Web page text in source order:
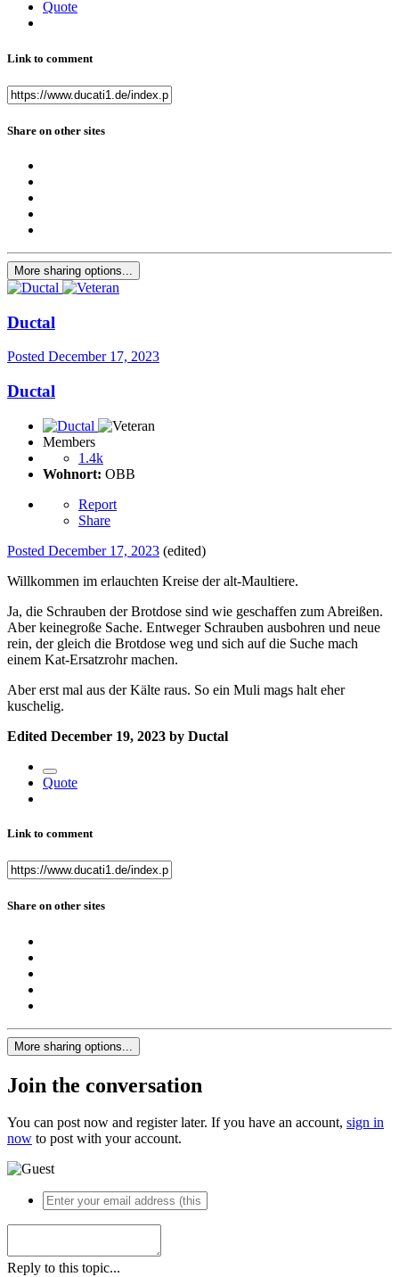
Quote
Link to comment
Share on other sites
More sharing options...
Ductal
Posted December 17, 2023
Ductal
Members
1.4k
Wohnort: OBB
Report
Share
Posted December 17, 2023 (edited)
Willkommen im erlauchten Kreise der alt-Maultiere.
Ja, die Schrauben der Brotdose sind wie geschaffen zum Abreißen.
Aber keinegroße Sache. Entweger Schrauben ausbohren und neue
rein, der gleich die Brotdose weg und sich auf die Suche mach
einem Kat-Ersatzrohr machen.
Aber erst mal aus der Kälte raus. So ein Muli mags halt eher
kuschelig.
Edited December 19, 2023 by Ductal
Quote
Link to comment
Share on other sites
More sharing options...
Join the conversation
You can post now and register later. If you have an account, sign in
now to post with your account.
Reply to this topic...